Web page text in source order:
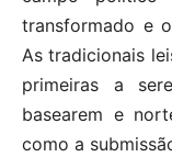
transformado e
As tradicionais
primeiras a
basearem e
como a